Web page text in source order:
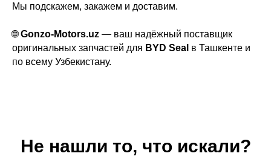
Мы подскажем, закажем и доставим.
🌐Gonzo-Motors.uz — ваш надёжный поставщик
оригинальных запчастей для BYD Seal в Ташкенте и
по всему Узбекистану.
Не нашли то, что искали?